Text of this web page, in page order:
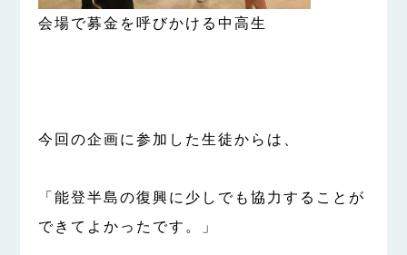
会場で募金を呼びかける中高生
今回の企画に参加した生徒からは、
「能登半島の復興に少しでも協力することが
できてよかったです。」